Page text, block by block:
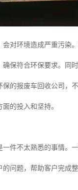
对环境造成严重污染
保符合环保要求。同
保的报废车回收公司，
的投入和坚持。
件不太熟悉的事情。
问题，帮助客户完成